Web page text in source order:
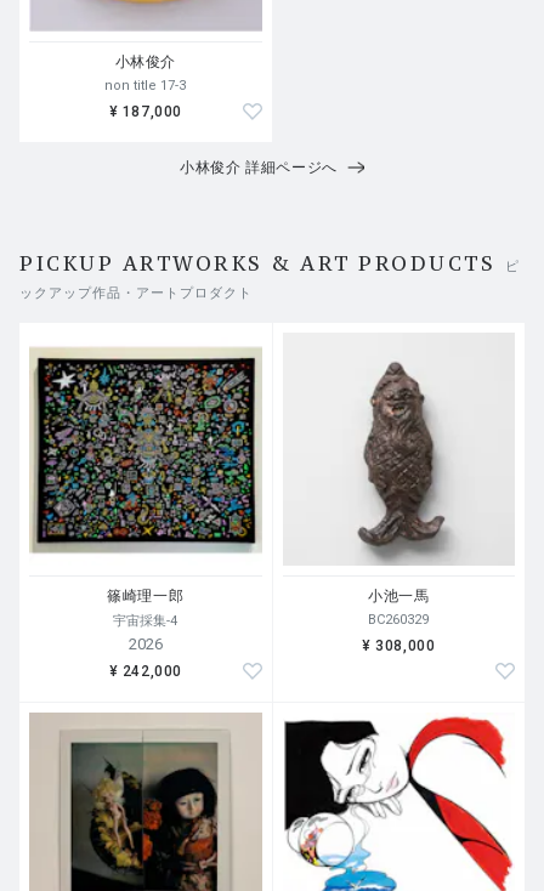
小林俊介
non title 17-3
¥ 187,000
小林俊介 詳細ページへ
PICKUP ARTWORKS & ART PRODUCTS
ピ
ックアップ作品・アートプロダクト
篠崎理一郎
宇宙採集-4
2026
¥ 242,000
小池一馬
BC260329
¥ 308,000